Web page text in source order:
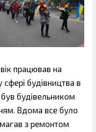
працював на
будівництва в
був будівельником
Вдома все було
з ремонтом